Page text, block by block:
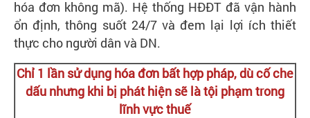
hóa đơn không mã). Hệ thống HĐĐT đã vận hành
ổn định, thông suốt 24/7 và đem lại lợi ích thiết
thực cho người dân và DN.
Chỉ 1 lần sử dụng hóa đơn bất hợp pháp, dù cố che
dấu nhưng khi bị phát hiện sẽ là tội phạm trong
lĩnh vực thuế